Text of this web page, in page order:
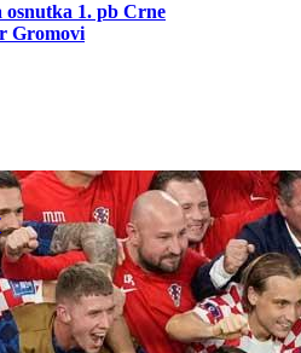
osnutka 1. pb Crne
Gromovi